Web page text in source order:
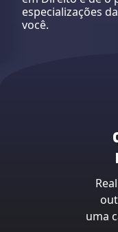
especializações
você.
uma